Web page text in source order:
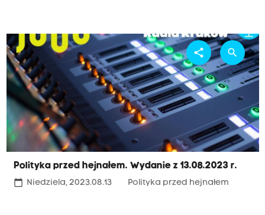
Polityka przed hejnałem. Wydanie z 13.08.2023 r.
calendar_today Niedziela, 2023.08.13 Polityka przed hejnałem
share search